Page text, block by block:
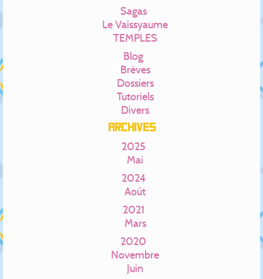
Sagas
Le Vaissyaume
TEMPLES
Blog
Brèves
Dossiers
Tutoriels
Divers
Archives
2025
Mai
2024
Août
2021
Mars
2020
Novembre
Juin